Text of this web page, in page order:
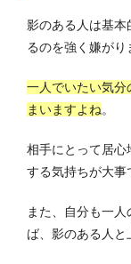
影のある人は基本
るのを強く嫌がり
一人でいたい気分
まいますよね。
相手にとって居心
する気持ちが大事
また、自分も一
ば、影のある人と